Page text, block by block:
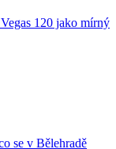
120 jako mírný
se v Bělehradě